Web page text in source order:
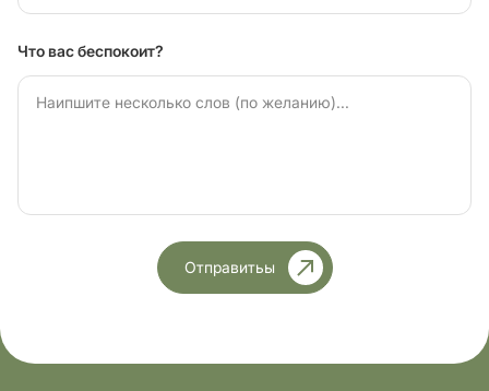
Что вас беспокоит?
Отправитьы